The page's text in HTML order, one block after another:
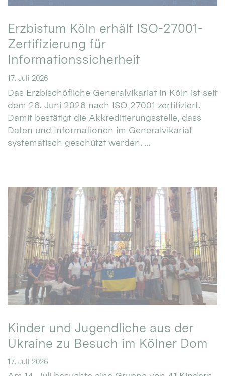
Erzbistum Köln erhält ISO-27001-
Zertifizierung für
Informationssicherheit
17. Juli 2026
Das Erzbischöfliche Generalvikariat in Köln ist seit
dem 26. Juni 2026 nach ISO 27001 zertifiziert.
Damit bestätigt die Akkreditierungsstelle, dass
Daten und Informationen im Generalvikariat
systematisch geschützt werden. ...
Kinder und Jugendliche aus der
Ukraine zu Besuch im Kölner Dom
17. Juli 2026